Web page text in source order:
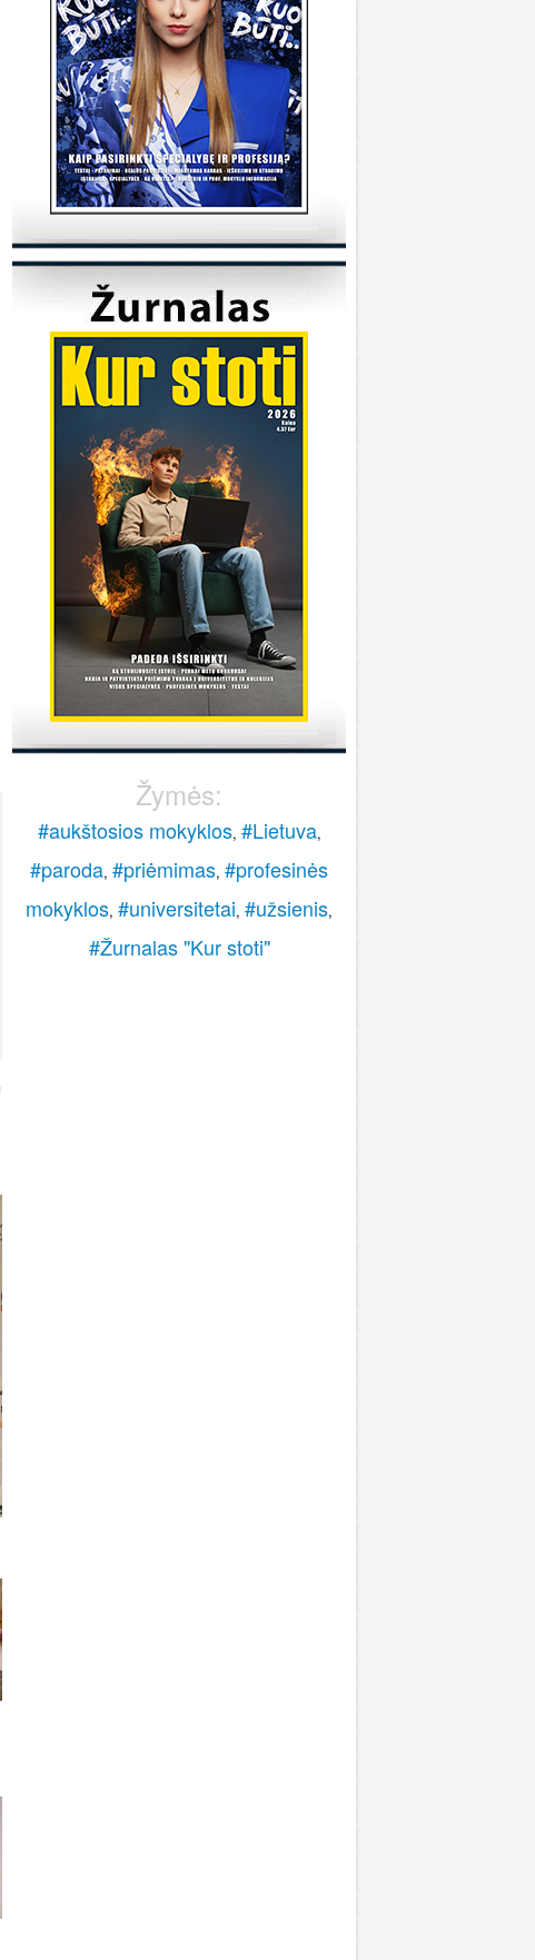
Konsultuoja Utenos kolegija
Sveiki, kada reikėtu kreiptis del užskaitymu
dalykų iš pabaigtos kolegijos/profesines
mokyklos ? Ir kur reikia kreiptis? Ačiū
Sveiki, kreiptis reikia prasidėjus studijų metams
į katedrą, kuriai priklauso Jūsų studijų programa.
Sėkmės
Sandra
Konsultuoja Klaipėdos universitetas
Šiuo metu į Geografijos studijų programą priimti
8 studentai.
Konsultuoja Vilniaus universitetas
...
Laba diena, dėkojame už laišką. Dėl
individualaus studijų plano kreipkitės į
fakulteto, kuriame studijuojate, studijų skyrių.
Kontaktus galite rasti čia:
https://www.vu.lt/studentams/paslaugos-
studentams/akademinis-konsultavimas.
Konsultuoja Pasieniečių mokykla
Sveiki, norėjau pasiklaust jeigu turi anglų ir
lietuvių valstybinį, turi B kategorija, bet gal šiek
tiek fiziškai silpnesnis esi tinkamas tarnybai? Ar
ta prasme fizo įskaita yra pagrindinis dalykas
įstoti į pasieniečių mokyklą?
Konsultuoja Lietuvos policijos mokykla
Sveiki, paskambinkite 070060076.
Žymės:
#aukštosios mokyklos, #Lietuva,
#paroda, #priėmimas, #profesinės
mokyklos, #universitetai, #užsienis,
#Žurnalas "Kur stoti"